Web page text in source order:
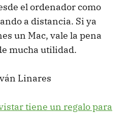
el ordenador como
a distancia. Si ya
un Mac, vale la pena
mucha utilidad.
Linares
tiene un regalo para